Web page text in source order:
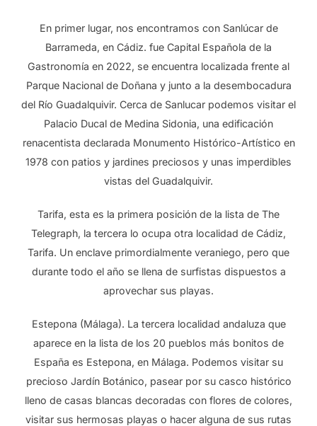
En primer lugar, nos encontramos con Sanlúcar de
Barrameda, en Cádiz. fue Capital Española de la
Gastronomía en 2022, se encuentra localizada frente al
Parque Nacional de Doñana y junto a la desembocadura
del Río Guadalquivir. Cerca de Sanlucar podemos visitar el
Palacio Ducal de Medina Sidonia, una edificación
renacentista declarada Monumento Histórico-Artístico en
1978 con patios y jardines preciosos y unas imperdibles
vistas del Guadalquivir.
Tarifa, esta es la primera posición de la lista de The
Telegraph, la tercera lo ocupa otra localidad de Cádiz,
Tarifa. Un enclave primordialmente veraniego, pero que
durante todo el año se llena de surfistas dispuestos a
aprovechar sus playas.
Estepona (Málaga). La tercera localidad andaluza que
aparece en la lista de los 20 pueblos más bonitos de
España es Estepona, en Málaga. Podemos visitar su
precioso Jardín Botánico, pasear por su casco histórico
lleno de casas blancas decoradas con flores de colores,
visitar sus hermosas playas o hacer alguna de sus rutas